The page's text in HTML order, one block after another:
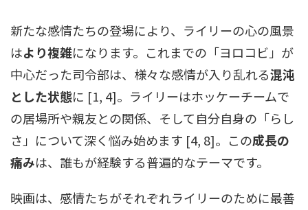
新たな感情たちの登場により、ライリーの心の風景
はより複雑になります。これまでの「ヨロコビ」が
中心だった司令部は、様々な感情が入り乱れる混沌
とした状態に [1, 4]。ライリーはホッケーチームで
の居場所や親友との関係、そして自分自身の「らし
さ」について深く悩み始めます [4, 8]。この成長の
痛みは、誰もが経験する普遍的なテーマです。
映画は、感情たちがそれぞれライリーのために最善